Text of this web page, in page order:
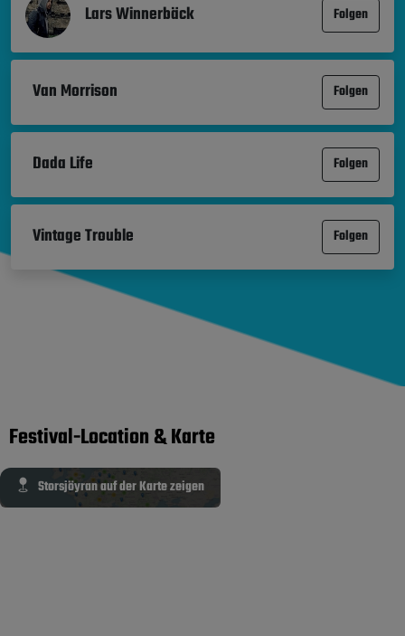
Lars Winnerbäck Folgen
Van Morrison Folgen
Dada Life Folgen
Vintage Trouble Folgen
Festival-Location & Karte
Storsjöyran auf der Karte zeigen